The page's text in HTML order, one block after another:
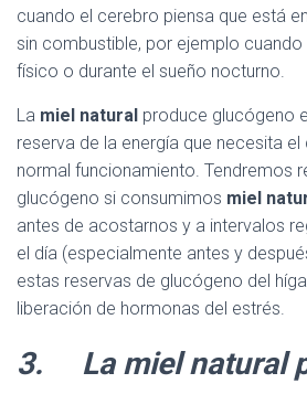
cuando el cerebro piensa que está
sin combustible, por ejemplo
físico o durante el sueño nocturno.
La miel natural produce glucógeno
reserva de la energía que necesita
normal funcionamiento. Tendremos
glucógeno si consumimos miel
antes de acostarnos y a intervalos
el día (especialmente antes y
estas reservas de glucógeno del
liberación de hormonas del estrés.
3. La miel natural